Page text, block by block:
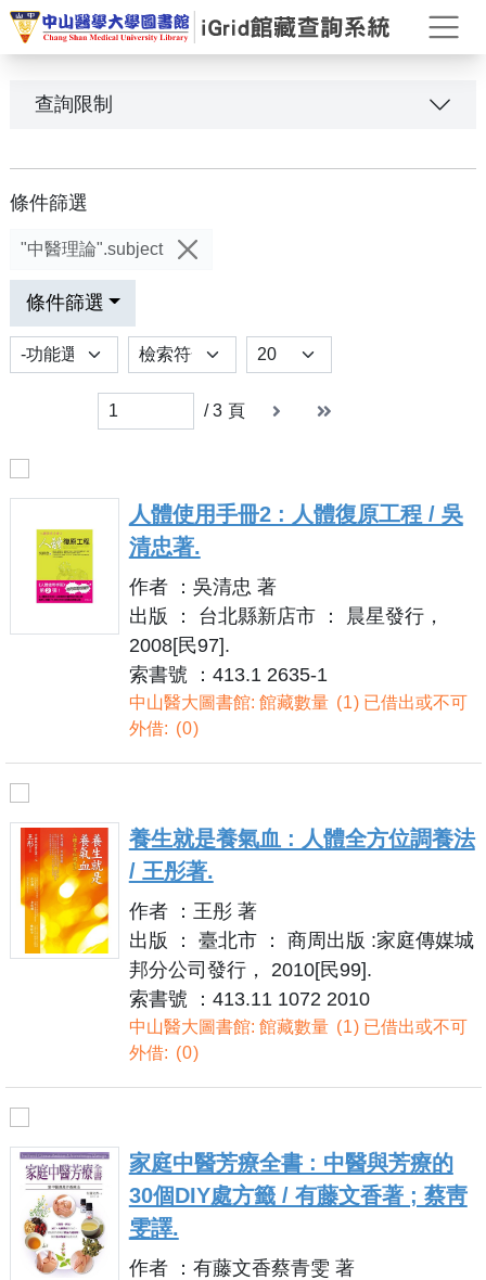
打
查詢限制
條件篩選
"中醫理論".subject
條件篩選
功能選項 排序 Results per page
/ 3 頁 下一頁 末頁
人體使用手冊2 : 人體復原工程 / 吳
清忠著.
作者 ：吳清忠 著
出版 ： 台北縣新店市 ： 晨星發行，
2008[民97].
索書號 ：413.1 2635-1
中山醫大圖書館: 館藏數量 1 已借出或不可
外借:
0
養生就是養氣血 : 人體全方位調養法
/ 王彤著.
作者 ：王彤 著
出版 ： 臺北市 ： 商周出版 :家庭傳媒城
邦分公司發行， 2010[民99].
索書號 ：413.11 1072 2010
中山醫大圖書館: 館藏數量 1 已借出或不可
外借:
0
家庭中醫芳療全書 : 中醫與芳療的
30個DIY處方籤 / 有藤文香著 ; 蔡靑
雯譯.
作者 ：有藤文香蔡青雯 著